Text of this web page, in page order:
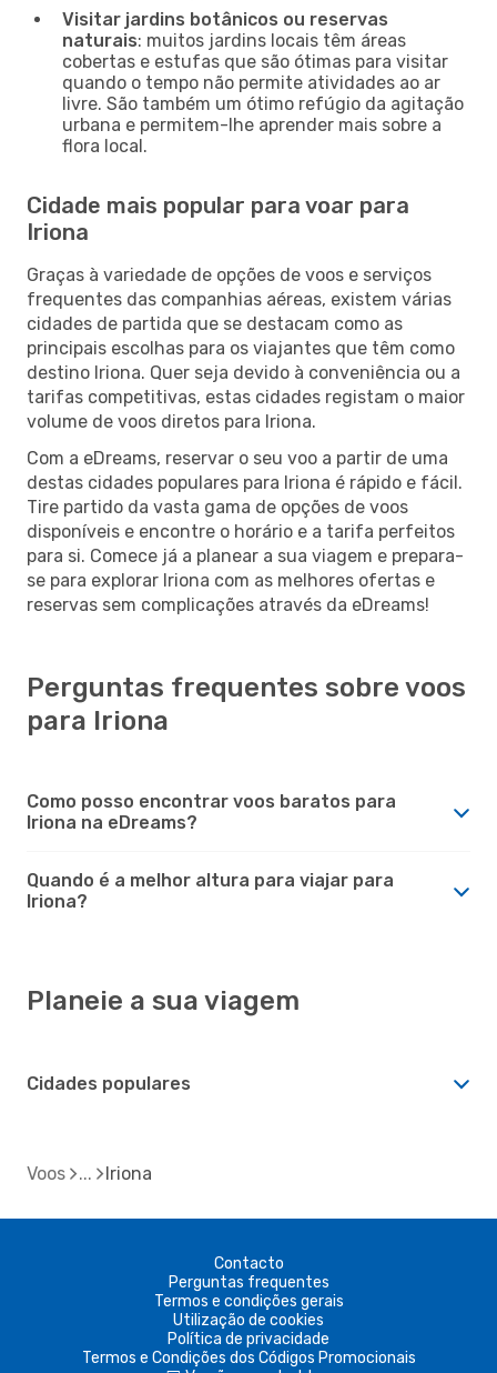
Visitar jardins botânicos ou reservas
naturais: muitos jardins locais têm áreas
cobertas e estufas que são ótimas para visitar
quando o tempo não permite atividades ao ar
livre. São também um ótimo refúgio da agitação
urbana e permitem-lhe aprender mais sobre a
flora local.
Cidade mais popular para voar para
Iriona
Graças à variedade de opções de voos e serviços
frequentes das companhias aéreas, existem várias
cidades de partida que se destacam como as
principais escolhas para os viajantes que têm como
destino Iriona. Quer seja devido à conveniência ou a
tarifas competitivas, estas cidades registam o maior
volume de voos diretos para Iriona.
Com a eDreams, reservar o seu voo a partir de uma
destas cidades populares para Iriona é rápido e fácil.
Tire partido da vasta gama de opções de voos
disponíveis e encontre o horário e a tarifa perfeitos
para si. Comece já a planear a sua viagem e prepara-
se para explorar Iriona com as melhores ofertas e
reservas sem complicações através da eDreams!
Perguntas frequentes sobre voos
para Iriona
Como posso encontrar voos baratos para
Iriona na eDreams?
Quando é a melhor altura para viajar para
Iriona?
Planeie a sua viagem
Cidades populares
Voos Iriona
Contacto
Perguntas frequentes
Termos e condições gerais
Utilização de cookies
Política de privacidade
Termos e Condições dos Códigos Promocionais